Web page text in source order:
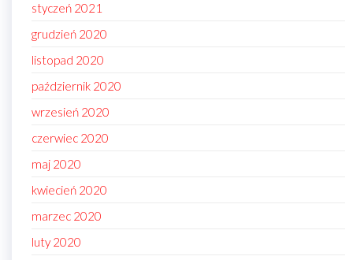
styczeń 2021
grudzień 2020
listopad 2020
październik 2020
wrzesień 2020
czerwiec 2020
maj 2020
kwiecień 2020
marzec 2020
luty 2020